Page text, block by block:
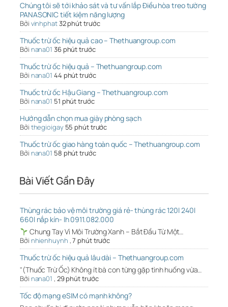
Chúng tôi sẽ tới khảo sát và tư vấn lắp Điều hòa treo tường
PANASONIC tiết kiệm năng lượng
Bởi vinhphat32 phút trước
Thuốc trừ ốc hiệu quả cao – Thethuangroup.com
Bởi nana01 36 phút trước
Thuốc trừ ốc hiệu quả – Thethuangroup.com
Bởi nana01 44 phút trước
Thuốc trừ ốc Hậu Giang – Thethuangroup.com
Bởi nana01 51 phút trước
Hướng dẫn chọn mua giày phòng sạch
Bởi thegioigay 55 phút trước
Thuốc trừ ốc giao hàng toàn quốc – Thethuangroup.com
Bởi nana01 58 phút trước
Bài Viết Gần Đây
Thùng rác bảo vệ môi trường giá rẻ- thùng rác 120l 240l
660l nắp kín- lh 0911.082.000
Chung Tay Vì Môi Trường Xanh – Bắt Đầu Từ Một…
Bởi nhienhuynh ,7 phút trước
Thuốc trừ ốc hiệu quả lâu dài – Thethuangroup.com
"(Thuốc Trừ Ốc) Không ít bà con từng gặp tình huống vừa…
Bởi nana01 , 29 phút trước
Tốc độ mạng eSIM có mạnh không?